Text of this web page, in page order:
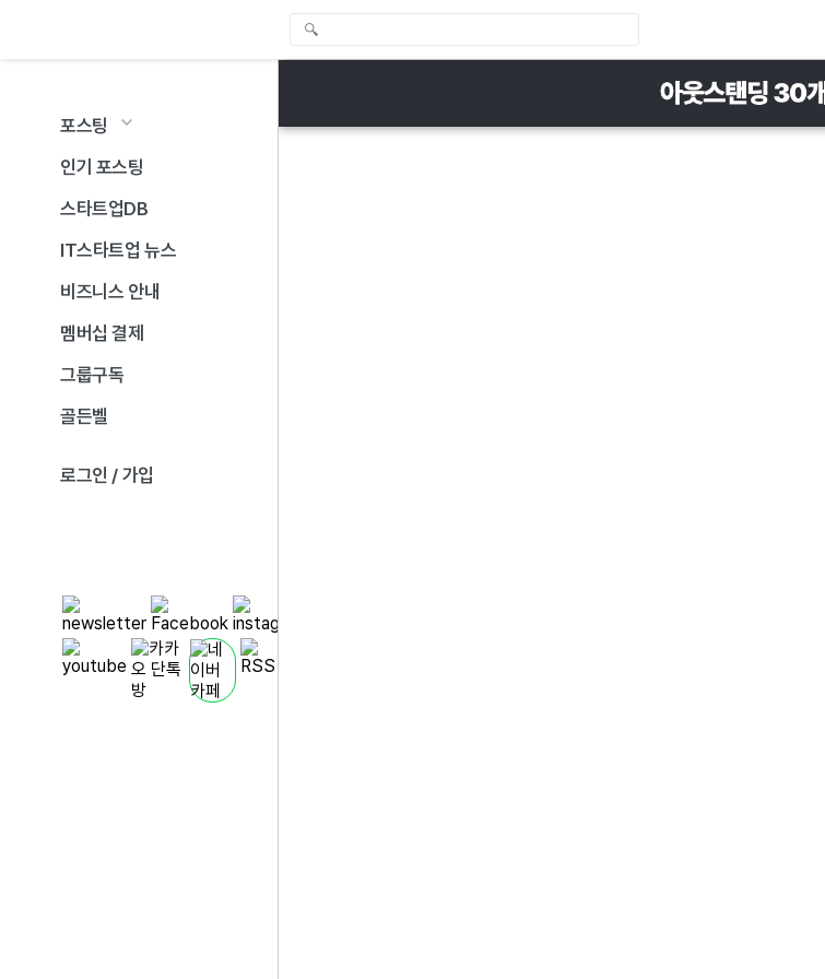
포스팅
인기 포스팅
스타트업DB
IT스타트업 뉴스
비즈니스 안내
멤버십 결제
그룹구독
골든벨
로그인 / 가입